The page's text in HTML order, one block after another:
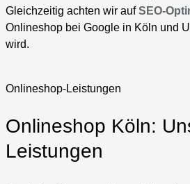
Gleichzeitig achten wir aufSEO-
Onlineshop bei Google in Köln und
wird.
Onlineshop-Leistungen
Onlineshop Köln:
Leistungen